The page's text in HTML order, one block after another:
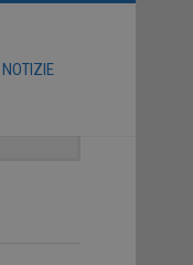
NOTIZIE